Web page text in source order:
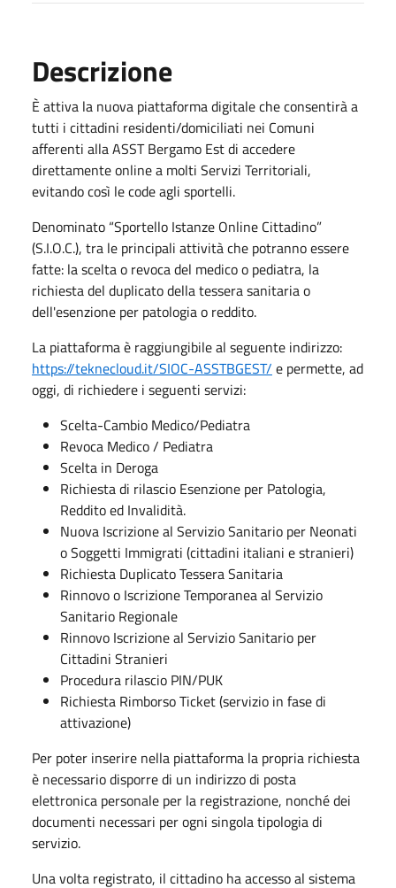
Descrizione
È attiva la nuova piattaforma digitale che consentirà a
tutti i cittadini residenti/domiciliati nei Comuni
afferenti alla ASST Bergamo Est di accedere
direttamente online a molti Servizi Territoriali,
evitando così le code agli sportelli.
Denominato “Sportello Istanze Online Cittadino”
(S.I.O.C.), tra le principali attività che potranno essere
fatte: la scelta o revoca del medico o pediatra, la
richiesta del duplicato della tessera sanitaria o
dell'esenzione per patologia o reddito.
La piattaforma è raggiungibile al seguente indirizzo:
https://teknecloud.it/SIOC-ASSTBGEST/ e permette, ad
oggi, di richiedere i seguenti servizi:
Scelta-Cambio Medico/Pediatra
Revoca Medico / Pediatra
Scelta in Deroga
Richiesta di rilascio Esenzione per Patologia,
Reddito ed Invalidità.
Nuova Iscrizione al Servizio Sanitario per Neonati
o Soggetti Immigrati (cittadini italiani e stranieri)
Richiesta Duplicato Tessera Sanitaria
Rinnovo o Iscrizione Temporanea al Servizio
Sanitario Regionale
Rinnovo Iscrizione al Servizio Sanitario per
Cittadini Stranieri
Procedura rilascio PIN/PUK
Richiesta Rimborso Ticket (servizio in fase di
attivazione)
Per poter inserire nella piattaforma la propria richiesta
è necessario disporre di un indirizzo di posta
elettronica personale per la registrazione, nonché dei
documenti necessari per ogni singola tipologia di
servizio.
Una volta registrato, il cittadino ha accesso al sistema